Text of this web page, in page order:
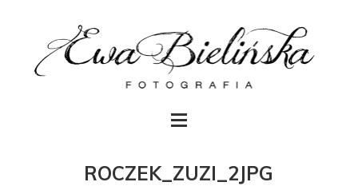
ROCZEK_ZUZI_2JPG